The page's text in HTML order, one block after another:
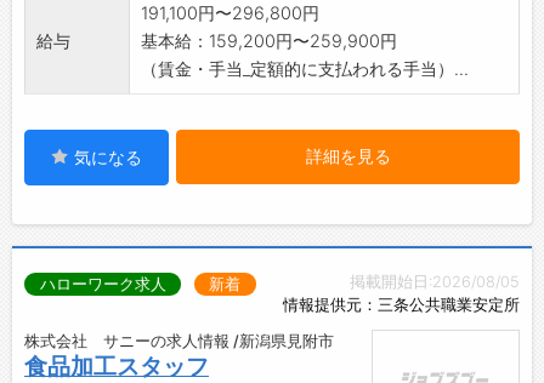
給与
191,100円〜296,800円
基本給：159,200円〜259,900円
（賃金・手当_定額的に支払われる手当）...
気になる 詳細を見る
掲載開始日:2026/08/05
情報提供元：三条公共職業安定所
ハローワーク求人 新着
株式会社 サニーの求人情報 /新潟県見附市
食品加工スタッフ